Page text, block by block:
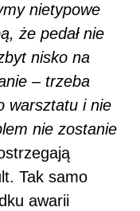
nietypowe
że pedał nie
nisko na
– trzeba
warsztatu i nie
nie zostanie
Tak samo
awarii